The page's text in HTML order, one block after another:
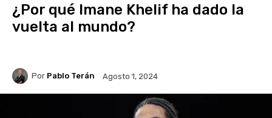
¿Por qué Imane Khelif ha dado la
vuelta al mundo?
Por Pablo Terán Agosto 1, 2024